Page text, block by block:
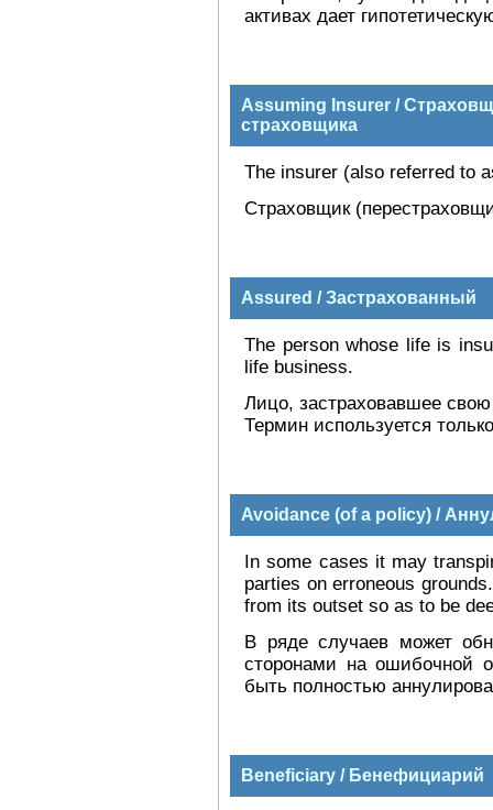
активах дает
Assuming Insurer /
страховщика
The insurer (also referred to
Страховщик
Assured / Застрахованный
The person whose life is
life business.
Лицо, застраховавшее
Термин используется
Avoidance (of a policy) /
In some cases it may
parties on erroneous
from its outset so as to be
В ряде случаев может
сторонами на ошибочной
быть полностью
Beneficiary / Бенефициарий